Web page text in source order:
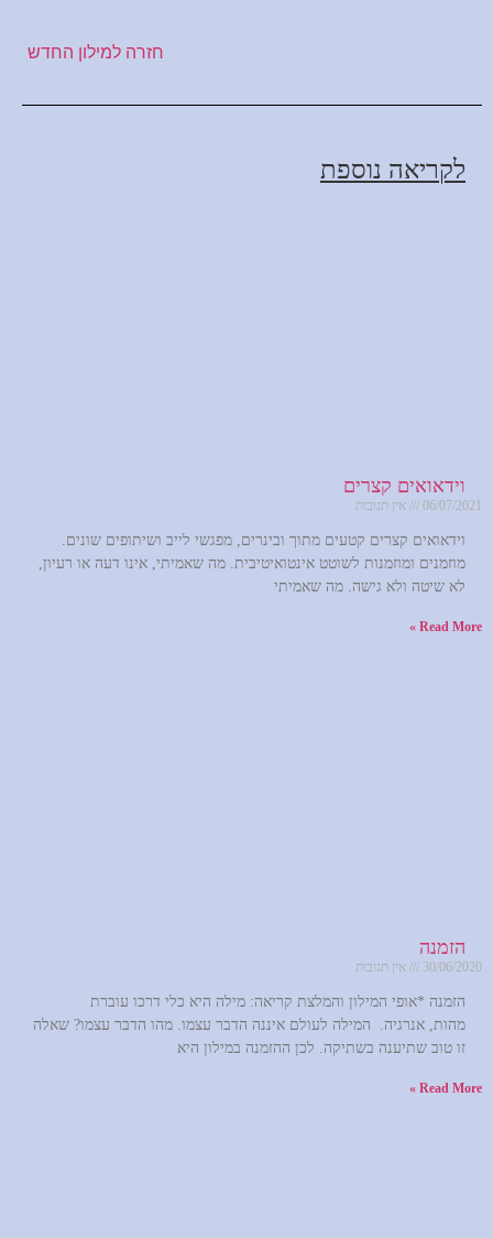
חזרה למילון החדש
לקריאה נוספת
וידאואים קצרים
06/07/2021 אין תגובות
וידאואים קצרים קטעים מתוך ובינרים, מפגשי לייב ושיתופים שונים.
מוזמנים ומוזמנות לשוטט אינטואיטיבית. מה שאמיתי, אינו דעה או רעיון,
לא שיטה ולא גישה. מה שאמיתי
Read More »
הזמנה
30/06/2020 אין תגובות
הזמנה *אופי המילון והמלצת קריאה: מילה היא כלי דרכו עוברת
מהות, אנרגיה. המילה לעולם איננה הדבר עצמו. מהו הדבר עצמו? שאלה
זו טוב שתיענה בשתיקה. לכן ההזמנה במילון היא
Read More »